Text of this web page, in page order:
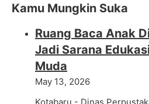
Kamu Mungkin Suka
Ruang Baca Anak
Jadi Sarana
Muda
May 13, 2026